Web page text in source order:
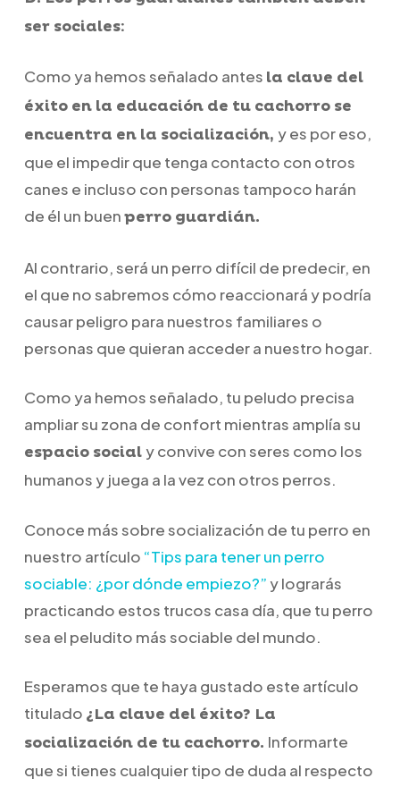
ser sociales:
Como ya hemos señalado antes la clave del
éxito en la educación de tu cachorro se
encuentra en la socialización, y es por eso,
que el impedir que tenga contacto con otros
canes e incluso con personas tampoco harán
de él un buenperro guardián.
Al contrario, será un perro difícil de predecir, en
el que no sabremos cómo reaccionará y podría
causar peligro para nuestros familiares o
personas que quieran acceder a nuestro hogar.
Como ya hemos señalado, tu peludo precisa
ampliar su zona de confort mientras amplía su
espacio social y convive con seres como los
humanos y juega a la vez con otros perros.
Conoce más sobre socialización de tu perro en
nuestro artículo “Tips para tener un perro
sociable: ¿por dónde empiezo?” y lograrás
practicando estos trucos casa día, que tu perro
sea el peludito más sociable del mundo.
Esperamos que te haya gustado este artículo
titulado ¿La clave del éxito? La
socialización de tu cachorro. Informarte
que si tienes cualquier tipo de duda al respecto